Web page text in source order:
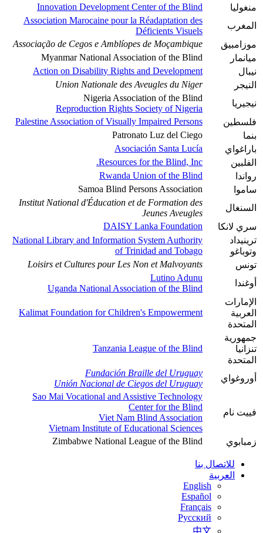
منغوليا
Innovation Development Center of the Blind
المغرب
Association Marocaine pour la Réadaptation des
Déficients Visuels
موزامبيق
Associação de Cegos e Amblíopes de Moçambique
ميانمار
Myanmar National Association of the Blind
نيبال
Action on Disability Rights and Development
النيجر
Union Nationale des Aveugles du Niger
نيجيريا
Nigeria Association of the Blind
Reproduction Rights Society of Nigeria
فلسطين
Palestine Association of Visually Impaired Persons
بنما
Patronato Luz del Ciego
باراغواي
Asociación Santa Lucía
الفلبين
Resources for the Blind, Inc.
رواندا
Rwanda Union of the Blind
ساموا
Samoa Blind Persons Association
السنغال
Institut National d'Éducation et de Formation des
Jeunes Aveugles
سري لانكا
DAISY Lanka Foundation
ترينيداد
وتوباغو
National Library and Information System Authority
of Trinidad and Tobago
تونس
Loisirs et Cultures pour Les Non et Malvoyants
أوغندا
Lutino Adunu
Uganda National Association of the Blind
الإمارات
العربية
المتحدة
Kalimat Foundation for Children's Empowerment
جمهورية
تنزانيا
المتحدة
Tanzania League of the Blind
أوروغواي
Fundación Braille del Uruguay
Unión Nacional de Ciegos del Uruguay
فييت نام
Sao Mai Vocational and Assistive Technology
Center for the Blind
Viet Nam Blind Association
Vietnam Institute of Educational Sciences
زمبابوي
Zimbabwe National League of the Blind
للاتصال بنا
العربية
English
Español
Français
Русский